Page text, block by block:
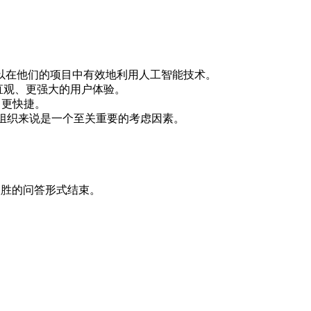
他们的项目中有效地利用人工智能技术。
、更强大的用户体验。
快捷。
来说是一个至关重要的考虑因素。
的问答形式结束。